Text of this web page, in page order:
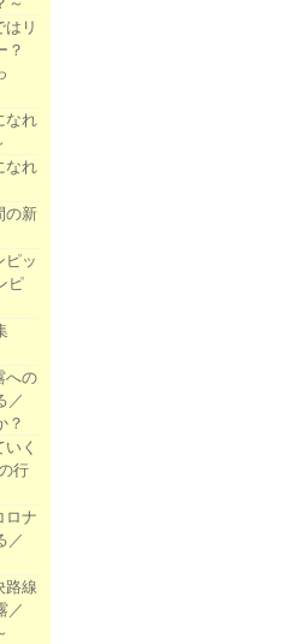
はリ
？
なれ
なれ
の新
ピッ
ピ
への
／
？
く
行
ロナ
／
路線
／